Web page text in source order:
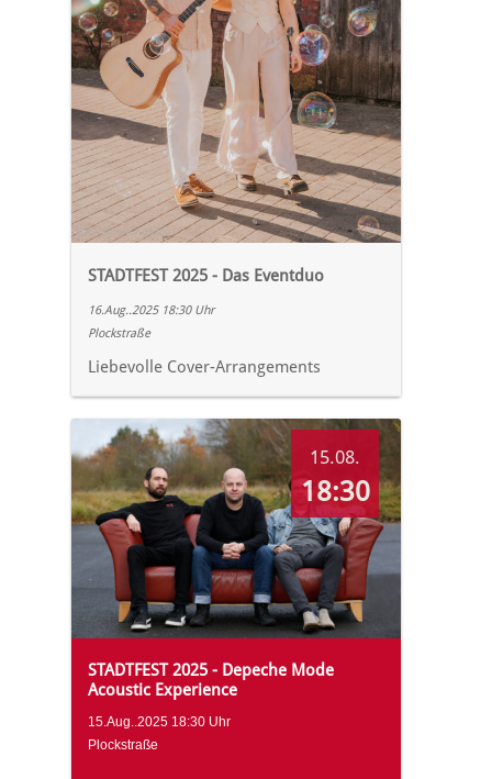
STADTFEST 2025 - Das Eventduo
16.Aug..2025 18:30 Uhr
Plockstraße
Liebevolle Cover-Arrangements
15.08.
18:30
STADTFEST 2025 - Depeche Mode
Acoustic Experience
15.Aug..2025 18:30 Uhr
Plockstraße